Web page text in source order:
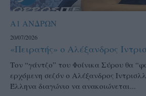
Α1 ΑΝΔΡΩΝ
20/07/2026
«Πειρατής» ο Αλέξανδρος
Τον “γάντζο” του Φοίνικα Σύρου θα
ερχόμενη σεζόν ο Αλέξανδρος
Έλληνα διαγώνιο να ανακοιώνεται...